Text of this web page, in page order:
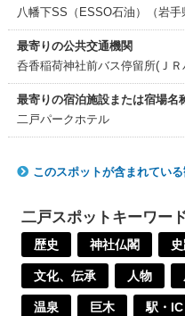
八幡下SS（ESSO石油）（岩手
最寄りの公共交通機関
呑香稲荷神社前バス停留所(Ｊ
最寄りの宿泊施設または宿場名
二戸パークホテル
このスポットが含まれてい
二戸スポットキーワー
歴史 神社仏閣
文化、伝承 人物
温泉 巨木 駅・IC